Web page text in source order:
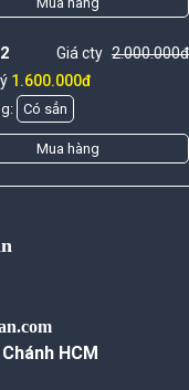
Giá cty 2.000.000đ
1.600.000đ
Có sẳn
Mua hàng
HCM